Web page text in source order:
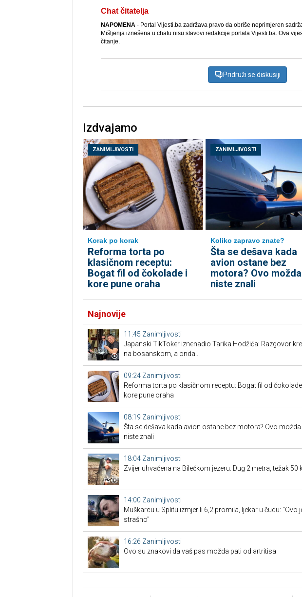
Chat čitatelja
NAPOMENA- Portal Vijesti.ba zadržava pravo da obriše neprimjeren
Mišljenja iznešena u chatu nisu stavovi redakcije portala Vijesti.ba. Ova
čitanje.
Pridruži se diskusiji
Izdvajamo
ZANIMLJIVOSTI
Korak po korak
Reforma torta po
klasičnom receptu:
Bogat fil od čokolade i
kore pune oraha
ZANIMLJIVOSTI
Koliko zapravo znate?
Šta se dešava kada
avion ostane bez
motora? Ovo možda
niste znali
Najnovije
11:45 Zanimljivosti
Japanski TikToker iznenadio Tarika Hodžića: Razgovor
na bosanskom, a onda...
09:24 Zanimljivosti
Reforma torta po klasičnom receptu: Bogat fil od
kore pune oraha
08:19 Zanimljivosti
Šta se dešava kada avion ostane bez motora? Ovo možda
niste znali
18:04 Zanimljivosti
Zvijer uhvaćena na Bilećkom jezeru: Dug 2 metra, težak 50
14:00 Zanimljivosti
Muškarcu u Splitu izmjerili 6,2 promila, ljekar u čudu: "Ovo
strašno"
16:26 Zanimljivosti
Ovo su znakovi da vaš pas možda pati od artritisa